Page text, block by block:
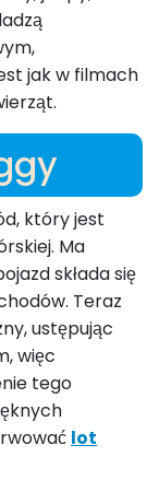
jak w filmach
który jest
Ma
składa się
Teraz
ustępując
więc
tego
lot